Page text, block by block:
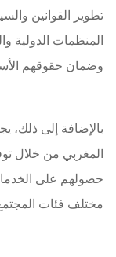
تطوير القوانين
المنظمات الدولية
وضمان حقوقهم
بالإضافة إلى ذلك،
المغربي من خلال
حصولهم على
مختلف فئات